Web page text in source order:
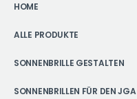
HOME
ALLE PRODUKTE
SONNENBRILLE GESTALTEN
SONNENBRILLEN FÜR DEN JGA